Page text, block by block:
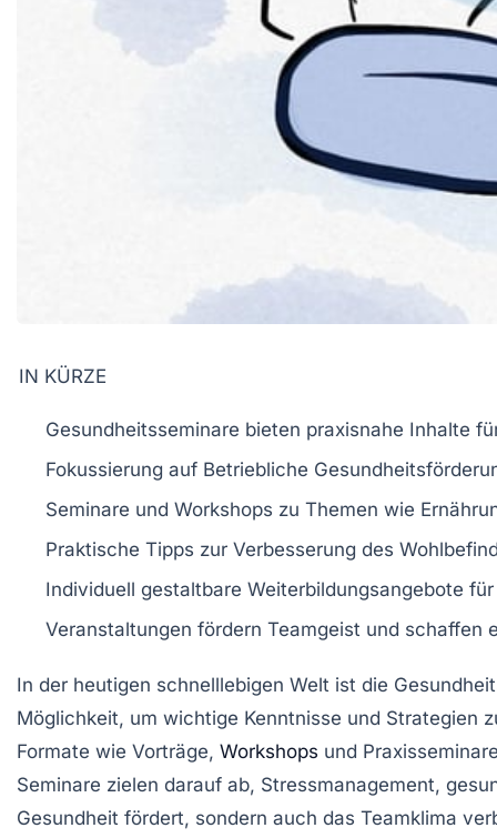
IN KÜRZE
Gesundheitsseminare bieten praxisnahe Inhalte
Fokussierung auf Betriebliche
Seminare und Workshops zu Themen wie
Praktische Tipps zur Verbesserung des
Individuell gestaltbare Weiterbildungsangebote für
Veranstaltungen fördern Teamgeist und schaffen
In der heutigen schnelllebigen Welt ist die
Möglichkeit, um wichtige Kenntnisse und Strategien
Formate wie Vorträge, Workshops und
Seminare zielen darauf ab, Stressmanagement,
Gesundheit fördert, sondern auch das Teamklima